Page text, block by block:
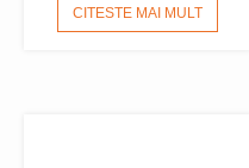
CITESTE MAI MULT